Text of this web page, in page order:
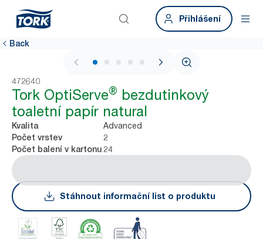
Přihlášení
Back
1 / 5
472640
Tork OptiServe® bezdutinkový
toaletní papír natural
Kvalita Advanced
Počet vrstev 2
Počet balení v kartonu 24
Stáhnout informační list o produktu